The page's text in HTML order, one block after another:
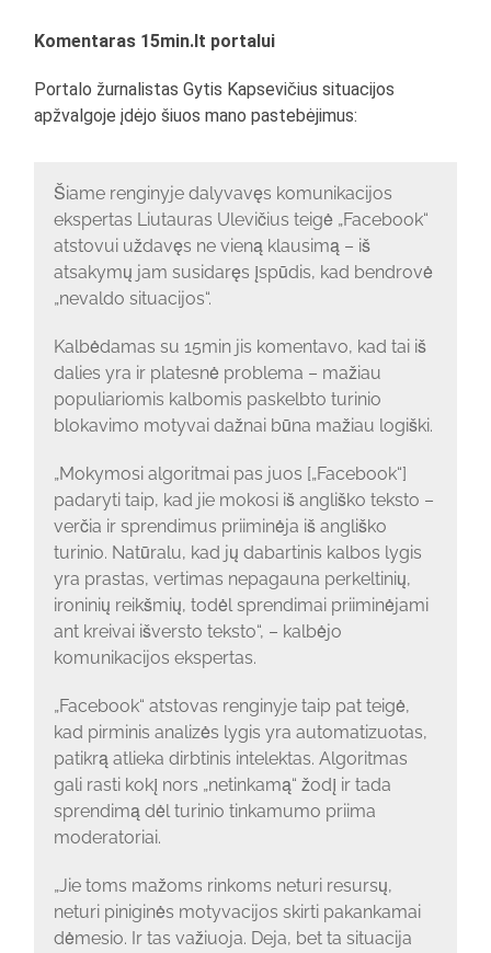
Komentaras 15min.lt portalui
Portalo žurnalistas Gytis Kapsevičius situacijos
apžvalgoje įdėjo šiuos mano pastebėjimus:
Šiame renginyje dalyvavęs komunikacijos
ekspertas Liutauras Ulevičius teigė „Facebook“
atstovui uždavęs ne vieną klausimą – iš
atsakymų jam susidaręs įspūdis, kad bendrovė
„nevaldo situacijos“.
Kalbėdamas su 15min jis komentavo, kad tai iš
dalies yra ir platesnė problema – mažiau
populiariomis kalbomis paskelbto turinio
blokavimo motyvai dažnai būna mažiau logiški.
„Mokymosi algoritmai pas juos [„Facebook“]
padaryti taip, kad jie mokosi iš angliško teksto –
verčia ir sprendimus priiminėja iš angliško
turinio. Natūralu, kad jų dabartinis kalbos lygis
yra prastas, vertimas nepagauna perkeltinių,
ironinių reikšmių, todėl sprendimai priiminėjami
ant kreivai išversto teksto“, – kalbėjo
komunikacijos ekspertas.
„Facebook“ atstovas renginyje taip pat teigė,
kad pirminis analizės lygis yra automatizuotas,
patikrą atlieka dirbtinis intelektas. Algoritmas
gali rasti kokį nors „netinkamą“ žodį ir tada
sprendimą dėl turinio tinkamumo priima
moderatoriai.
„Jie toms mažoms rinkoms neturi resursų,
neturi piniginės motyvacijos skirti pakankamai
dėmesio. Ir tas važiuoja. Deja, bet ta situacija